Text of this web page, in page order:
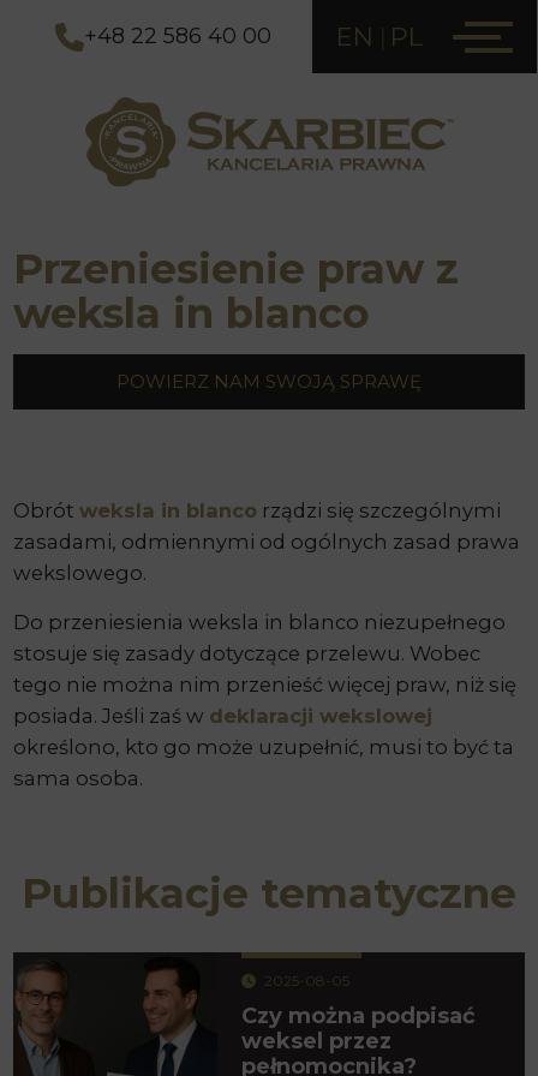
+48 22 586 40 00 EN PL
Przeniesienie praw z
weksla in blanco
POWIERZ NAM SWOJĄ SPRAWĘ
Obrótweksla in blanco rządzi się szczególnymi
zasadami, odmiennymi od ogólnych zasad prawa
wekslowego.
Do przeniesienia weksla in blanco niezupełnego
stosuje się zasady dotyczące przelewu. Wobec
tego nie można nim przenieść więcej praw, niż się
posiada. Jeśli zaś w deklaracji wekslowej
określono, kto go może uzupełnić, musi to być ta
sama osoba.
Publikacje tematyczne
2025-08-05
Czy można podpisać
weksel przez
pełnomocnika?